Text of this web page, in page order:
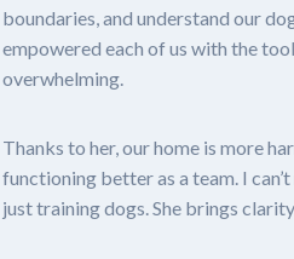
boundaries, and understand our
empowered each of us with the
overwhelming.
Thanks to her, our home is more
functioning better as a team. I
just training dogs. She brings